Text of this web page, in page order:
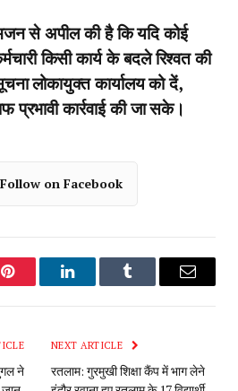
से अपील की है कि यदि कोई
किसी कार्य के बदले रिश्वत की
लोकायुक्त कार्यालय को दें,
प्रभावी कार्रवाई की जा सके।
Follow on Facebook
Pinterest LinkedInTumblr Email
ने
NEXT ARTICLE
रतलाम: गुरमुखी शिक्षा कैंप में भाग लेने